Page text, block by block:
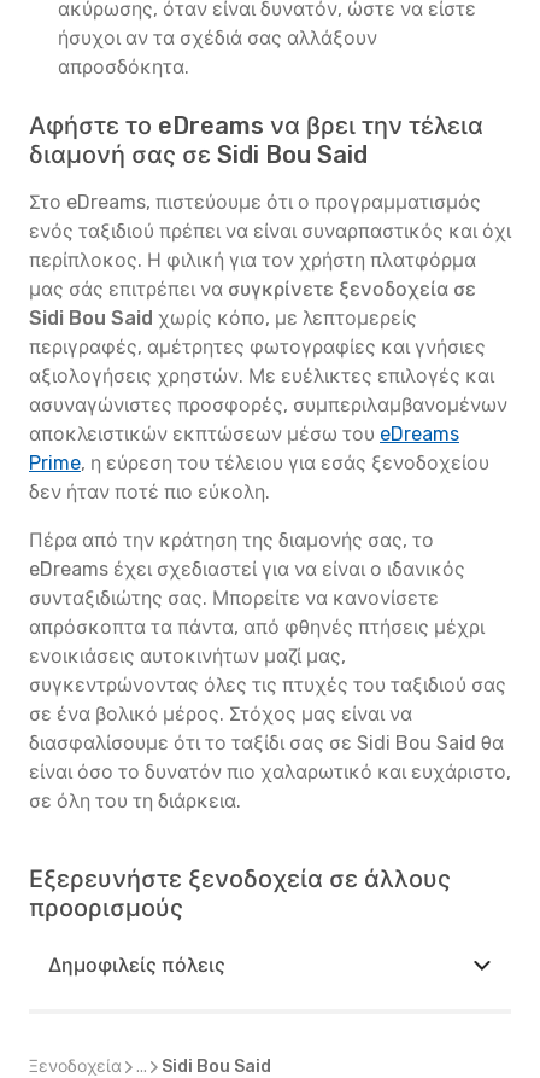
ακύρωσης, όταν είναι δυνατόν, ώστε να είστε
ήσυχοι αν τα σχέδιά σας αλλάξουν
απροσδόκητα.
Αφήστε το eDreams να βρει την τέλεια
διαμονή σας σε Sidi Bou Said
Στο eDreams, πιστεύουμε ότι ο προγραμματισμός
ενός ταξιδιού πρέπει να είναι συναρπαστικός και όχι
περίπλοκος. Η φιλική για τον χρήστη πλατφόρμα
μας σάς επιτρέπει να συγκρίνετε ξενοδοχεία σε
Sidi Bou Said χωρίς κόπο, με λεπτομερείς
περιγραφές, αμέτρητες φωτογραφίες και γνήσιες
αξιολογήσεις χρηστών. Με ευέλικτες επιλογές και
ασυναγώνιστες προσφορές, συμπεριλαμβανομένων
αποκλειστικών εκπτώσεων μέσω του eDreams
Prime, η εύρεση του τέλειου για εσάς ξενοδοχείου
δεν ήταν ποτέ πιο εύκολη.
Πέρα από την κράτηση της διαμονής σας, το
eDreams έχει σχεδιαστεί για να είναι ο ιδανικός
συνταξιδιώτης σας. Μπορείτε να κανονίσετε
απρόσκοπτα τα πάντα, από φθηνές πτήσεις μέχρι
ενοικιάσεις αυτοκινήτων μαζί μας,
συγκεντρώνοντας όλες τις πτυχές του ταξιδιού σας
σε ένα βολικό μέρος. Στόχος μας είναι να
διασφαλίσουμε ότι το ταξίδι σας σε Sidi Bou Said θα
είναι όσο το δυνατόν πιο χαλαρωτικό και ευχάριστο,
σε όλη του τη διάρκεια.
Εξερευνήστε ξενοδοχεία σε άλλους
προορισμούς
Δημοφιλείς πόλεις
Ξενοδοχεία ... Sidi Bou Said